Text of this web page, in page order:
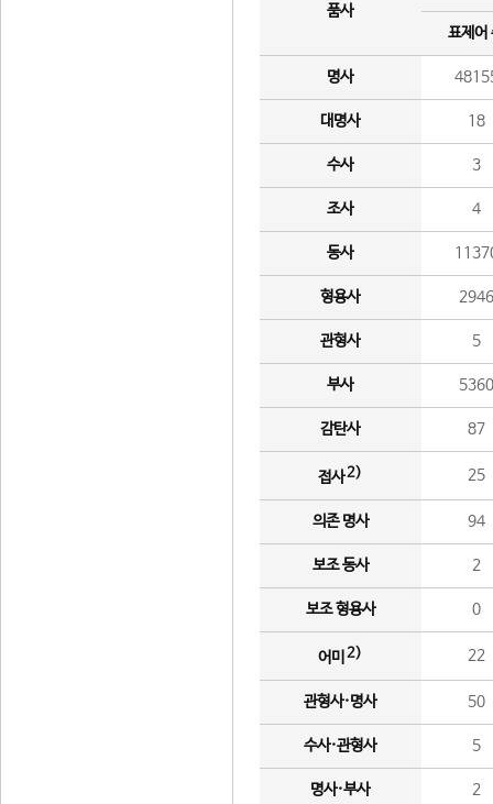
품사
표제어
명사
대명사 18
수사 3
조사 4
동사
형용사 2946
관형사 5
부사 5360
감탄사 87
접사2) 25
의존 명사 94
보조 동사 2
보조 형용사 0
어미 2) 22
관형사·명사 50
수사·관형사 5
명사·부사 2